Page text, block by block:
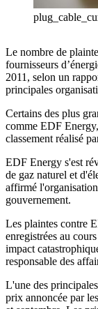
Le nombre de
fournisseurs
2011, selon un
principales
Certains des plus
comme EDF
classement réalisé
EDF Energy s'est
de gaz naturel et
affirmé
gouvernement.
Les plaintes contre
enregistrées au
impact
responsable des
L'une des
prix annoncée par